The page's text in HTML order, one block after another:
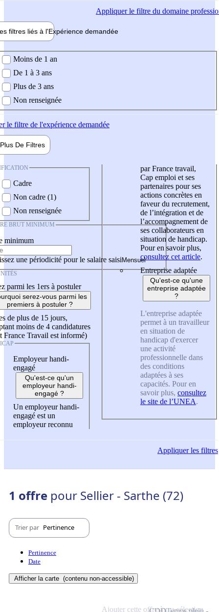
Appliquerle filtre du domaine
filtres liés à l'Expérience demandée
demandée
Moins de 1 an
De 1 à 3 ans
Plus de 3 ans
Non renseignée
le filtre de l'expérience demandée
Plus De Filtres
Cadre
Non cadre (1)
Non renseignée
BRUT MINIMUM
minimum
une périodicité pour le salaire saisi
parmi les 1ers à postuler
serez-vous parmi les
premiers à postuler ?
de plus de 15 jours,
moins de 4 candidatures
France Travail est informé)
Employeur handi-
engagé
Qu'est-ce qu'un
employeur handi-
engagé ?
Un employeur handi-
engagé est un
employeur reconnu
par France travail,
Cap emploi et ses
partenaires pour ses
actions concrètes en
faveur du recrutement,
de l’intégration et de
l’accompagnement de
ses collaborateurs en
situation de handicap.
Pour en savoir plus,
consultez cet article.
Entreprise adaptée
Qu'est-ce qu'une
entreprise adaptée
?
L'entreprise adaptée
permet à un travailleur
en situation de
handicap d'exercer
une activité
professionnelle dans
des conditions
adaptées à ses
capacités. Pour en
savoir plus, consultez
le site de l’UNEA.
Appliquerles filtres
1 offre pour Sellier - Sarthe (72)
Trier par Pertinence
Pertinence
Date
Afficher la carte (contenu non-accessible)
Ajouter cette offre à ma sélection